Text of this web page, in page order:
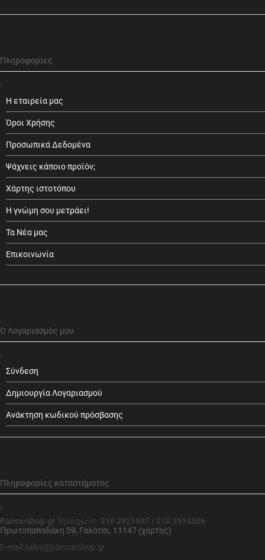
Πληροφορίες
Η εταιρεία μας
Όροι Χρήσης
Προσωπικά Δεδομένα
Ψάχνεις κάποιο προϊόν;
Χάρτης ιστοτόπου
Η γνώμη σου μετράει!
Τα Νέα μας
Επικοινωνία
Ο Λογαριασμός μου
Σύνδεση
Δημιουργία Λογαριασμού
Ανάκτηση κωδικού πρόσβασης
Πληροφορίες καταστήματος
Pancarshop.gr Τηλέφωνο: 210 2921997 / 210 2914326
Πρωτοπαπαδάκη 59, Γαλάτσι, 11147 (χάρτης)
E-mail:sales@pancarshop.gr